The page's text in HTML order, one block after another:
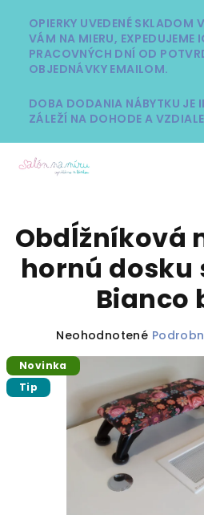
obsah
OPIERKY UVEDENÉ SKLADOM
VÁM NA MIERU, EXPEDUJEME
PRACOVNÝCH DNÍ OD
OBJEDNÁVKY EMAILOM.
DOBA DODANIA NÁBYTKU JE
ZÁLEŽÍ NA DOHODE A
Obdĺžníková
hornú dosku
Bianco
Priemerné
produktu
hviezdičiek.
Neohodnotené
Novinka
Tip